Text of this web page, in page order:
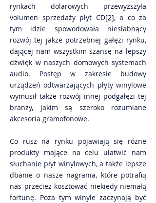
rynkach dolarowych przewyższyła
volumen sprzedaży płyt CD[2], a co za
tym idzie spowodowała niesłabnący
rozwój tej jakże potrzebnej gałęzi rynku,
dającej nam wszystkim szansę na lepszy
dźwięk w naszych domowych systemach
audio. Postęp w zakresie budowy
urządzeń odtwarzających płyty winylowe
wymusił także rozwój innej podgałęzi tej
branży, jakim są szeroko rozumiane
akcesoria gramofonowe.
Co rusz na rynku pojawiają się różne
produkty mające na celu ułatwić nam
słuchanie płyt winylowych, a także lepsze
dbanie o nasze nagrania, które potrafią
nas przecież kosztować niekiedy niemałą
fortunę. Poza tym winyle zaczynają być